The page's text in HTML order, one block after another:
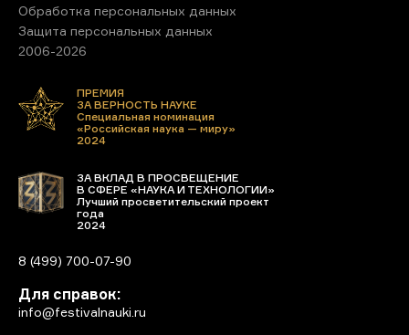
Обработка персональных данных
Защита персональных данных
2006-2026
ПРЕМИЯ
ЗА ВЕРНОСТЬ НАУКЕ
Специальная номинация
«Российская наука — миру»
2024
ЗА ВКЛАД В ПРОСВЕЩЕНИЕ
В СФЕРЕ «НАУКА И ТЕХНОЛОГИИ»
Лучший просветительский проект
года
2024
8 (499) 700-07-90
Для справок:
info@festivalnauki.ru